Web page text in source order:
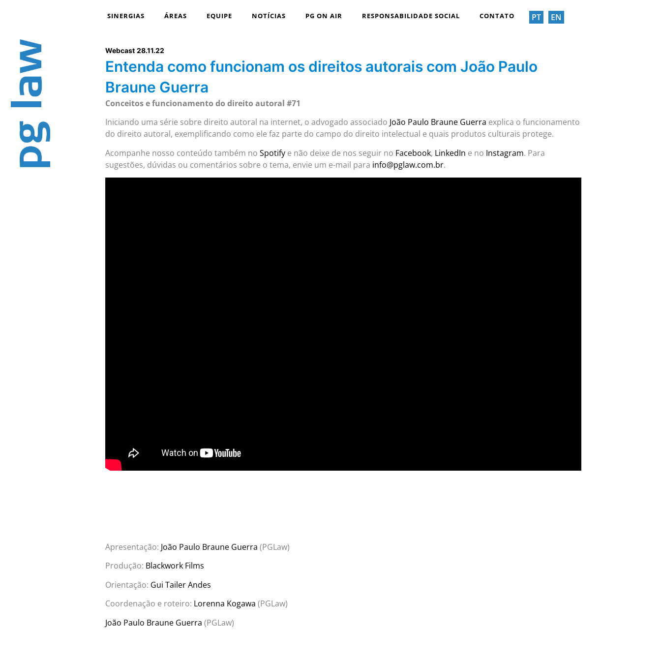
SINERGIAS ÁREAS EQUIPE NOTÍCIAS PG ON AIR RESPONSABILIDADE SOCIAL CONTATO PT EN
Webcast 28.11.22
Entenda como funcionam os direitos autorais com João Paulo
Braune Guerra
Conceitos e funcionamento do direito autoral #71
Iniciando uma série sobre direito autoral na internet, o advogado associado João Paulo Braune Guerra explica o funcionamento
do direito autoral, exemplificando como ele faz parte do campo do direito intelectual e quais produtos culturais protege.
Acompanhe nosso conteúdo também no Spotify e não deixe de nos seguir no Facebook, LinkedIn e no Instagram. Para
sugestões, dúvidas ou comentários sobre o tema, envie um e-mail para info@pglaw.com.br.
Apresentação: João Paulo Braune Guerra (PGLaw)
Produção: Blackwork Films
Orientação: Gui Tailer Andes
Coordenação e roteiro: Lorenna Kogawa (PGLaw)
João Paulo Braune Guerra (PGLaw)